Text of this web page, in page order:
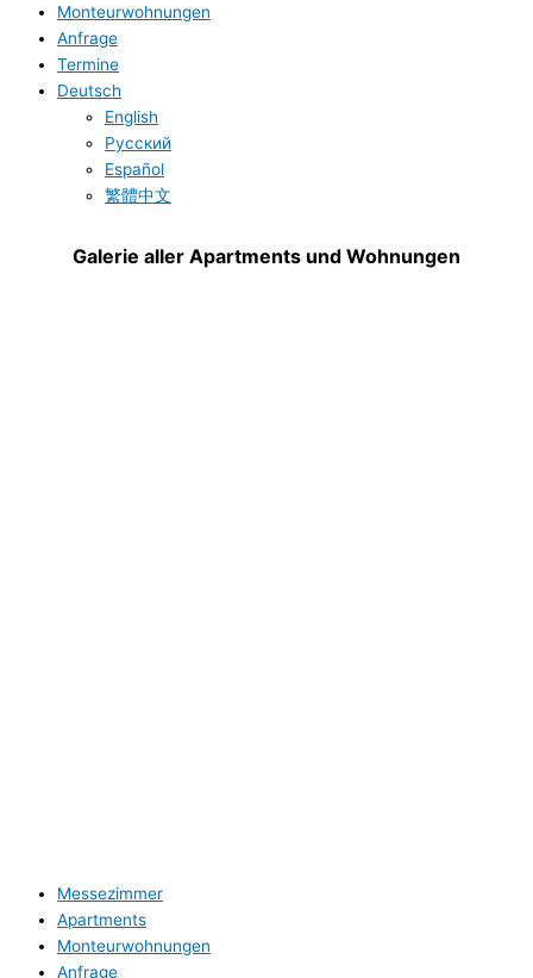
Monteurwohnungen
Anfrage
Termine
Deutsch
English
Русский
Español
繁體中文
Galerie aller Apartments und Wohnungen
Messezimmer
Apartments
Monteurwohnungen
Anfrage